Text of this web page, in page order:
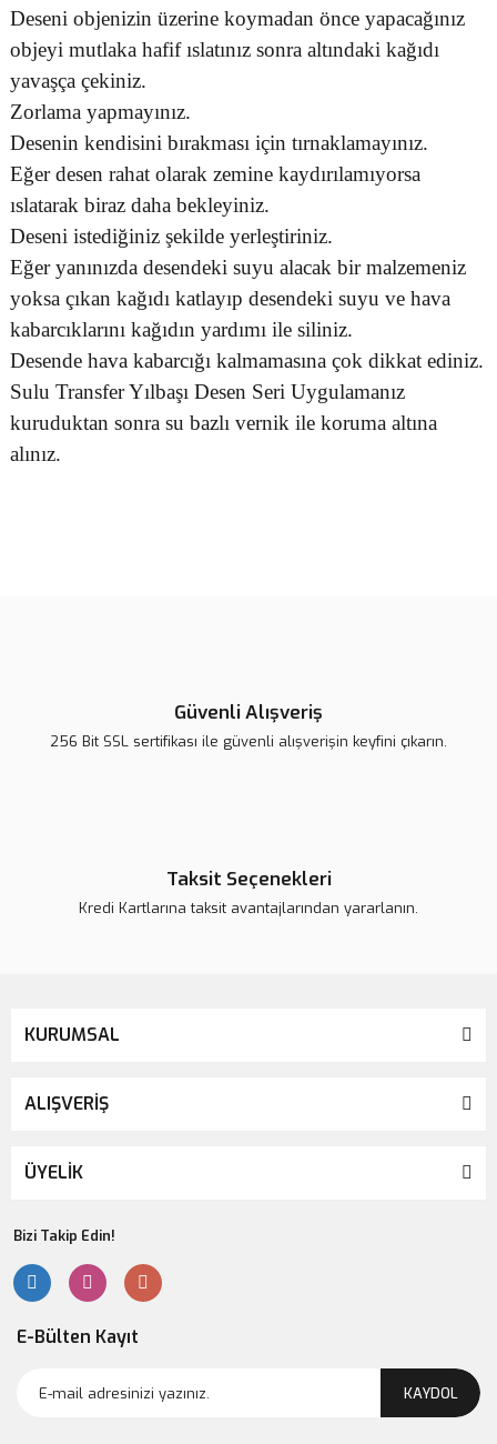
Deseni objenizin üzerine koymadan önce yapacağınız
objeyi mutlaka hafif ıslatınız sonra altındaki kağıdı
yavaşça çekiniz.
Zorlama yapmayınız.
Desenin kendisini bırakması için tırnaklamayınız.
Eğer desen rahat olarak zemine kaydırılamıyorsa
ıslatarak biraz daha bekleyiniz.
Deseni istediğiniz şekilde yerleştiriniz.
Eğer yanınızda desendeki suyu alacak bir malzemeniz
yoksa çıkan kağıdı katlayıp desendeki suyu ve hava
kabarcıklarını kağıdın yardımı ile siliniz.
Desende hava kabarcığı kalmamasına çok dikkat ediniz.
Sulu Transfer Yılbaşı Desen Seri Uygulamanız
kuruduktan sonra su bazlı vernik ile koruma altına
alınız.
Güvenli Alışveriş
256 Bit SSL sertifikası ile güvenli alışverişin keyfini çıkarın.
Taksit Seçenekleri
Kredi Kartlarına taksit avantajlarından yararlanın.
KURUMSAL
ALIŞVERİŞ
ÜYELİK
Bizi Takip Edin!
E-Bülten Kayıt
KAYDOL